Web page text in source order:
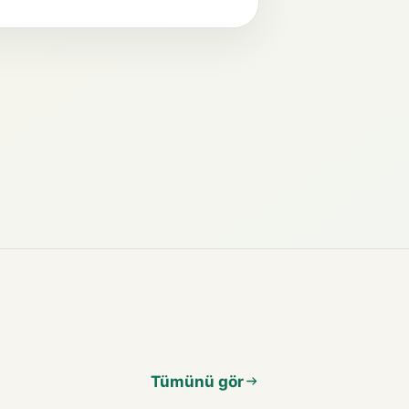
Tümünü gör